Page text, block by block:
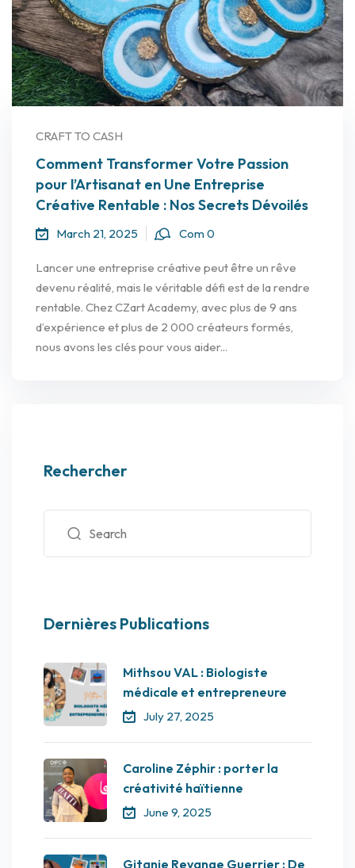
CRAFT TO CASH
Comment Transformer Votre Passion
pour l’Artisanat en Une Entreprise
Créative Rentable : Nos Secrets Dévoilés
March 21, 2025 Com 0
Lancer une entreprise créative peut être un rêve
devenu réalité, mais le véritable défi est de la rendre
rentable. Chez CZart Academy, avec plus de 9 ans
d’expérience et plus de 2 000 créateurs formés,
nous avons les clés pour vous aider...
Rechercher
Dernières Publications
Mithsou VAL : Biologiste
médicale et entrepreneure
July 27, 2025
Caroline Zéphir : porter la
créativité haïtienne
June 9, 2025
Gitanie Revange Guerrier : De